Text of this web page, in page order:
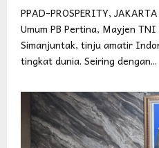
PPAD-PROSPERITY,
Umum PB Pertina, Mayjen
Simanjuntak, tinju amatir
tingkat dunia. Seiring dengan...